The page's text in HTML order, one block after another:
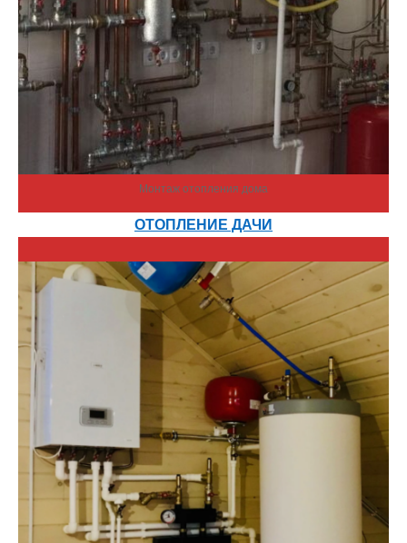
Монтаж отопления дома
ОТОПЛЕНИЕ ДАЧИ